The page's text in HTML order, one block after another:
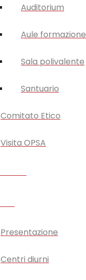
Auditorium
Aule formazione
Sala polivalente
Santuario
Comitato Etico
Visita OPSA
Presentazione
Centri diurni